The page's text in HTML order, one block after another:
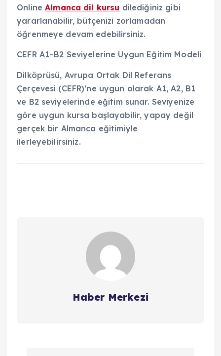
OnlineAlmanca dil kursu dilediğiniz gibi
yararlanabilir, bütçenizi zorlamadan
öğrenmeye devam edebilirsiniz.
CEFR A1–B2 Seviyelerine Uygun Eğitim Modeli
Dilköprüsü, Avrupa Ortak Dil Referans
Çerçevesi (CEFR)’ne uygun olarak A1, A2, B1
ve B2 seviyelerinde eğitim sunar. Seviyenize
göre uygun kursa başlayabilir, yapay değil
gerçek bir Almanca eğitimiyle
ilerleyebilirsiniz.
Haber Merkezi